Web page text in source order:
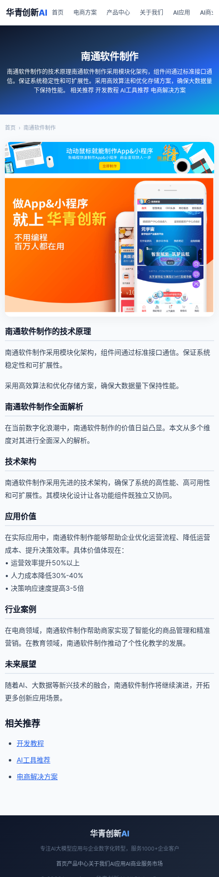
华青创新AI 首页 电商方案 产品中心 关于我们 AI应用 AI商业
南通软件制作
南通软件制作的技术原理南通软件制作采用模块化架构，组件间通过标准接口通
信。保证系统稳定性和可扩展性。采用高效算法和优化存储方案，确保大数据量
下保持性能。 相关推荐 开发教程 AI工具推荐 电商解决方案
首页 › 南通软件制作
南通软件制作的技术原理
南通软件制作采用模块化架构，组件间通过标准接口通信。保证系统
稳定性和可扩展性。
采用高效算法和优化存储方案，确保大数据量下保持性能。
南通软件制作全面解析
在当前数字化浪潮中，南通软件制作的价值日益凸显。本文从多个维
度对其进行全面深入的解析。
技术架构
南通软件制作采用先进的技术架构，确保了系统的高性能、高可用性
和可扩展性。其模块化设计让各功能组件既独立又协同。
应用价值
在实际应用中，南通软件制作能够帮助企业优化运营流程、降低运营
成本、提升决策效率。具体价值体现在：
• 运营效率提升50%以上
• 人力成本降低30%-40%
• 决策响应速度提高3-5倍
行业案例
在电商领域，南通软件制作帮助商家实现了智能化的商品管理和精准
营销。在教育领域，南通软件制作推动了个性化教学的发展。
未来展望
随着AI、大数据等新兴技术的融合，南通软件制作将继续演进，开拓
更多创新应用场景。
相关推荐
开发教程
AI工具推荐
电商解决方案
华青创新AI
专注AI大模型应用与企业数字化转型，服务1000+企业客户
首页产品中心关于我们 AI应用AI商业服务市场